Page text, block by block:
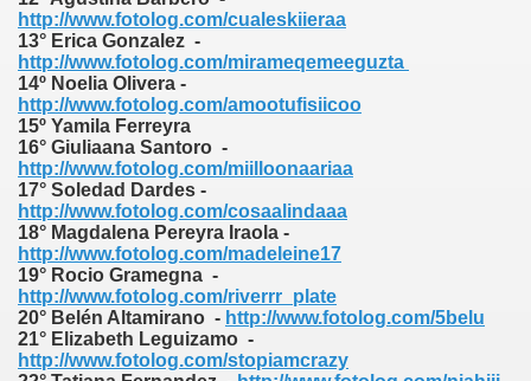
http://www.fotolog.com/cualeskiieraa
13° Erica Gonzalez -
http://www.fotolog.com/mirameqemeeguzta
14º Noelia Olivera -
http://www.fotolog.com/amootufisiicoo
15º Yamila Ferreyra
16° Giuliaana Santoro -
http://www.fotolog.com/miilloonaariaa
17° Soledad Dardes -
http://www.fotolog.com/cosaalindaaa
18° Magdalena Pereyra Iraola -
http://www.fotolog.com/madeleine17
19° Rocio Gramegna -
http://www.fotolog.com/riverrr_plate
20° Belén Altamirano - http://www.fotolog.com/5belu
21° Elizabeth Leguizamo -
http://www.fotolog.com/stopiamcrazy